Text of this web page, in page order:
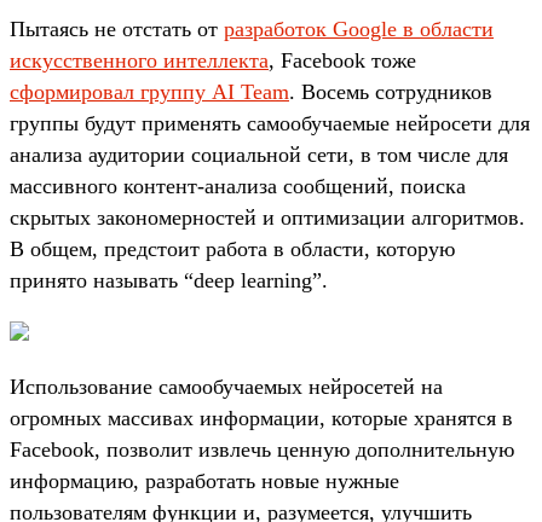
Пытаясь не отстать от разработок Google в области
искусственного интеллекта, Facebook тоже
сформировал группу AI Team. Восемь сотрудников
группы будут применять самообучаемые нейросети для
анализа аудитории социальной сети, в том числе для
массивного контент-анализа сообщений, поиска
скрытых закономерностей и оптимизации алгоритмов.
В общем, предстоит работа в области, которую
принято называть “deep learning”.
Использование самообучаемых нейросетей на
огромных массивах информации, которые хранятся в
Facebook, позволит извлечь ценную дополнительную
информацию, разработать новые нужные
пользователям функции и, разумеется, улучшить